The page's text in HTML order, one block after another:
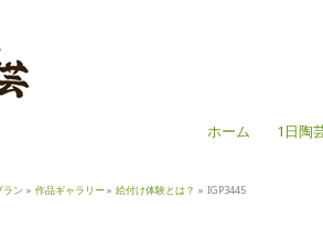
ホーム 1日陶
ラン 作品ギャラリー 絵付け体験とは？ IGP3445